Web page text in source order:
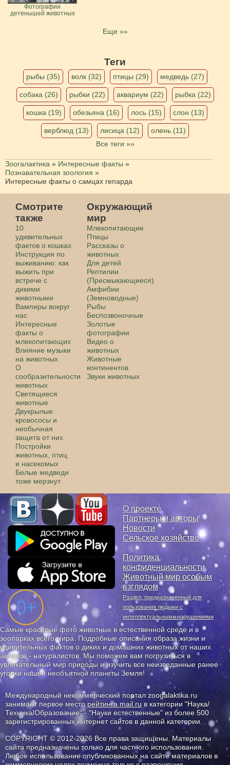
Фотографии
детенышей животных
Еще »»
Теги
рыбы (35) волк (32) птицы (29) медведь (27)
собака (26) рыбки (22) аквариум (22) рыбка (22)
кошка (19) обезьяна (16) лось (15) слон (13)
верблюд (13) лисица (12)
олень (11)
Все теги »»
Зоогалактика » Интересные факты »
Познавательная зоология »
Интересные факты о самцах гепарда
Смотрите
также
10
удивительных
фактов о кошках
Инструкция по
выживанию: как
выжить при
встрече с
дикими
животными
Вампиры вокруг
нас
Интересные
факты о
млекопитающих
Влияние музыки
на животных
О
сообразительности
животных
Светящиеся
животные
Двукрылые
кровососы и
необычная
защита от них
Постройки
животных, птиц
и насекомых
Белые медведи
тоже мерзнут
Окружающий
мир
Млекопитающие
Птицы
Рассказы о
животных
Для детей
Рептилии
(Пресмыкающиеся)
Амфибии
(Земноводные)
Рыбы
Беспозвоночные
Золотые
фотографии
Видео о
животных
Животные
континентов
Звуки животных
О проекте
Партнеры и авторы
Новости
Сельское хозяйство
Политика
конфиденциальности
Животный мир особым
взглядом
Раздел, предназначенный для
пользования людьми с
интеллектуальными нарушениями
Самые красивые фото животных в естественной среде и в
зоопарках всего мира. Подробные описания образа жизни и
удивительных фактов о диких и домашних животных от наших
авторов - натуралистов. Мы поможем вам погрузиться в
увлекательный мир природы и изучить все неизведанные ранее
уголки нашей необъятной планеты Земля!
Международный некоммерческий портал zoogalaktika.ru
занимает первое месторейтинга mail.ru в категории "Наука/
Техника/Образование" - "Науки естественные" из более 500
зарегистрированных интернет сайтов в данной категории.
COPYRIGHT © 2012-2026 Все права защищены. Материалы
сайта предназначены только для частного использования.
Любое использование опубликованных на сайте материалов в